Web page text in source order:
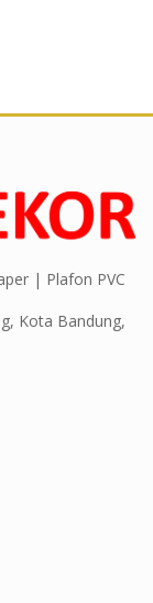
| Plafon PVC
Kota Bandung,